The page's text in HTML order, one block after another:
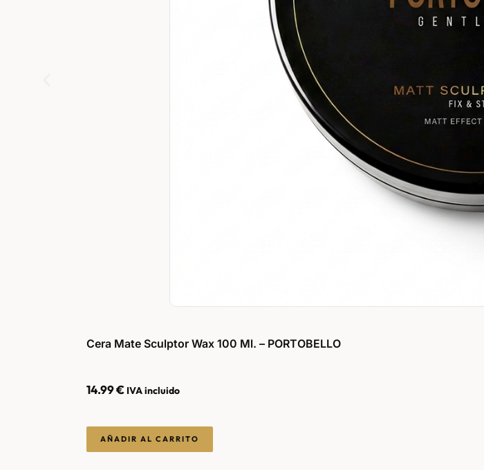
Cera Mate Sculptor Wax 100 Ml. – PORTOBELLO
14.99€ IVA incluido
AÑADIR AL CARRITO